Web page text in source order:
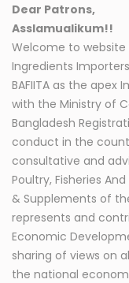
Dear Patrons,
Asslamualikum!!
Welcome to website
Ingredients
BAFIITA as the apex
with the Ministry of
Bangladesh
conduct in the
consultative and
Poultry, Fisheries
& Supplements of
represents and
Economic
sharing of views on
the national